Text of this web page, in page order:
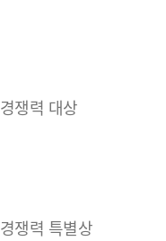
쟁력 대상
쟁력 특별상